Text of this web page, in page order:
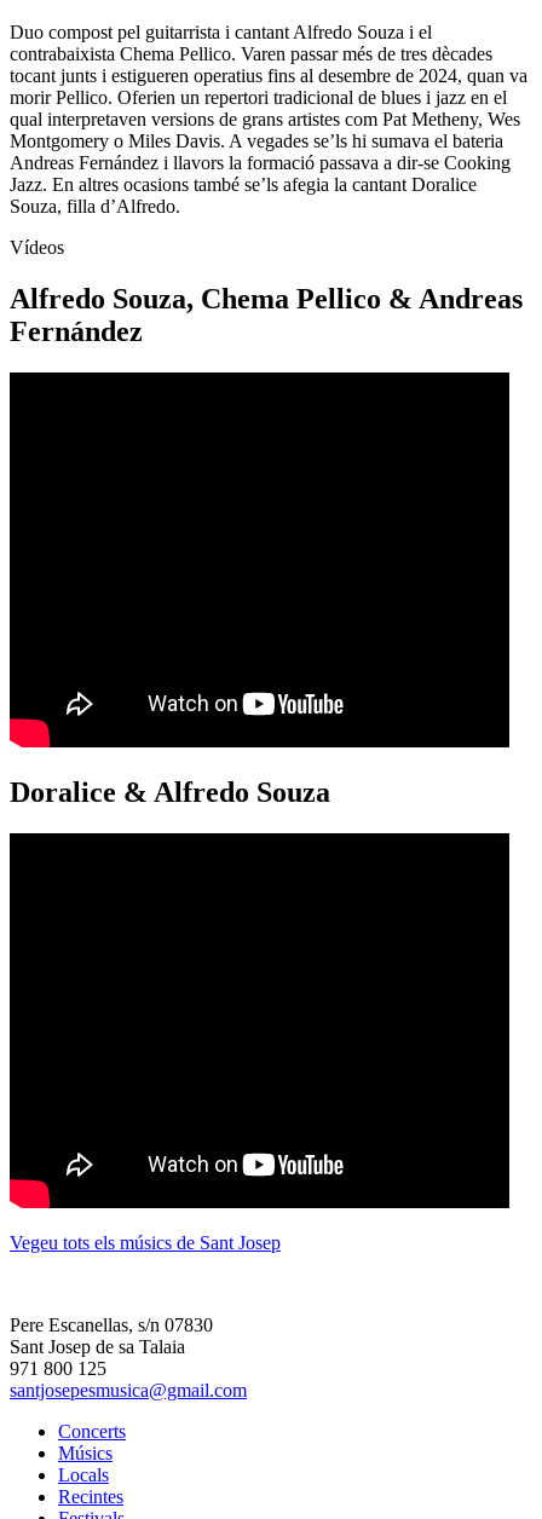
Duo compost pel guitarrista i cantant Alfredo Souza i el
contrabaixista Chema Pellico. Varen passar més de tres dècades
tocant junts i estigueren operatius fins al desembre de 2024, quan va
morir Pellico. Oferien un repertori tradicional de blues i jazz en el
qual interpretaven versions de grans artistes com Pat Metheny, Wes
Montgomery o Miles Davis. A vegades se’ls hi sumava el bateria
Andreas Fernández i llavors la formació passava a dir-se Cooking
Jazz. En altres ocasions també se’ls afegia la cantant Doralice
Souza, filla d’Alfredo.
Vídeos
Alfredo Souza, Chema Pellico & Andreas
Fernández
Doralice & Alfredo Souza
Vegeu tots els músics de Sant Josep
Pere Escanellas, s/n 07830
Sant Josep de sa Talaia
971 800 125
santjosepesmusica@gmail.com
Concerts
Músics
Locals
Recintes